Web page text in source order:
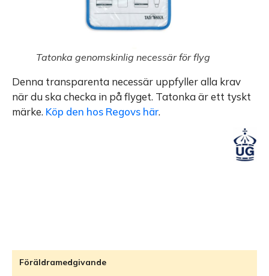
Tatonka genomskinlig necessär för flyg
Denna transparenta necessär uppfyller alla krav
när du ska checka in på flyget. Tatonka är ett tyskt
märke. Köp den hos Regovs här.
Föräldramedgivande